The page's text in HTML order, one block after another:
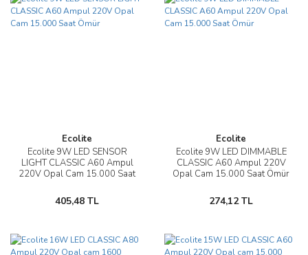
Ecolite
Ecolite 9W LED SENSOR
LIGHT CLASSIC A60 Ampul
220V Opal Cam 15.000 Saat
405,48 TL
Ecolite
Ecolite 9W LED DIMMABLE
CLASSIC A60 Ampul 220V
Opal Cam 15.000 Saat Ömür
274,12 TL